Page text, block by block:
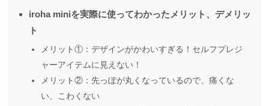
iroha miniを実際に使ってわかったメリット、デメリッ
ト
メリット①：デザインがかわいすぎる！セルフプレジ
ャーアイテムに見えない！
メリット②：先っぽが丸くなっているので、痛くな
い、こわくない